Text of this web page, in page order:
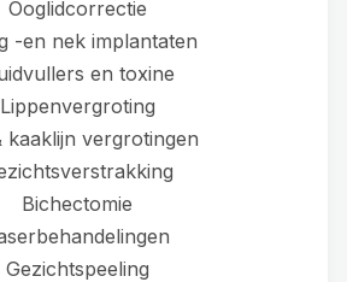
Ooglidcorrectie
-en nek implantaten
en toxine
Lippenvergroting
kaaklijn vergrotingen
Bichectomie
Gezichtspeeling